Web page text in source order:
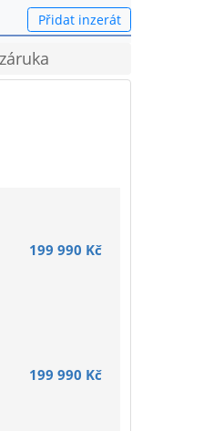
Přidat inzerát
199 990 Kč
199 990 Kč